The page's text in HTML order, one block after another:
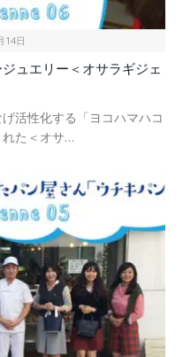
14日
ュエリー＜オサラギジェ
活性化する「ヨコハマハコ
れた＜オサ…